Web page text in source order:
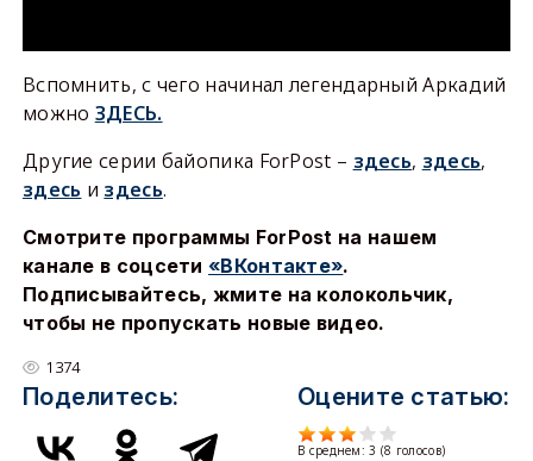
Вспомнить, с чего начинал легендарный Аркадий
можно ЗДЕСЬ.
Другие серии байопика ForPost – здесь, здесь,
здесь и здесь.
Смотрите программы ForPost на нашем
канале в соцсети«ВКонтакте».
Подписывайтесь, жмите на колокольчик,
чтобы не пропускать новые видео.
1374
Поделитесь: Оцените статью:
В среднем:3 (8 голосов)